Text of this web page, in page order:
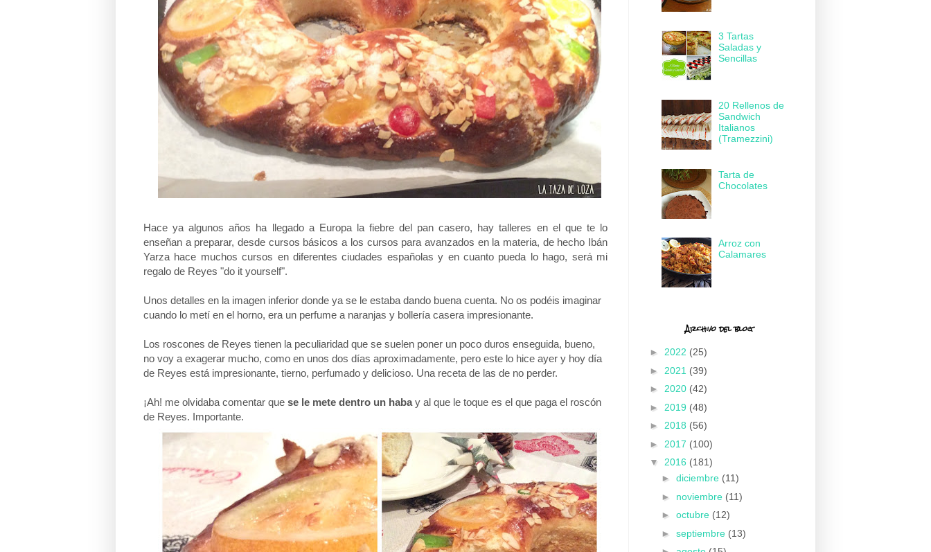
Hace ya algunos años ha llegado a Europa la fiebre del pan casero, hay talleres en el que te lo
enseñan a preparar, desde cursos básicos a los cursos para avanzados en la materia, de hecho Ibán
Yarza hace muchos cursos en diferentes ciudades españolas y en cuanto pueda lo hago, será mi
regalo de Reyes "do it yourself".
Unos detalles en la imagen inferior donde ya se le estaba dando buena cuenta. No os podéis imaginar
cuando lo metí en el horno, era un perfume a naranjas y bollería casera impresionante.
Los roscones de Reyes tienen la peculiaridad que se suelen poner un poco duros enseguida, bueno,
no voy a exagerar mucho, como en unos dos días aproximadamente, pero este lo hice ayer y hoy día
de Reyes está impresionante, tierno, perfumado y delicioso. Una receta de las de no perder.
¡Ah! me olvidaba comentar que se le mete dentro un habay al que le toque es el que paga el roscón
de Reyes. Importante.
3 Tartas
Saladas y
Sencillas
20 Rellenos de
Sandwich
Italianos
(Tramezzini)
Tarta de
Chocolates
Arroz con
Calamares
Archivo del blog
► 2022 (25)
► 2021 (39)
► 2020 (42)
► 2019 (48)
► 2018 (56)
► 2017 (100)
▼ 2016 (181)
► diciembre (11)
► noviembre (11)
► octubre (12)
► septiembre (13)